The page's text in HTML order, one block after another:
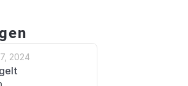
2024